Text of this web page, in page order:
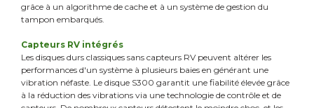
grâce à un algorithme de cache et à un système de gestion du
tampon embarqués.
Capteurs RV intégrés
Les disques durs classiques sans capteurs RV peuvent altérer les
performances d'un système à plusieurs baies en générant une
vibration néfaste. Le disque S300 garantit une fiabilité élevée grâce
à la réduction des vibrations via une technologie de contrôle et de